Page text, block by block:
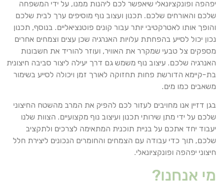
יפהפה ופונקציונאלי שיאפשר לכם ליהנות ממנו, על ידי המשפחה
שלכם והאורחים שלכם. תכנון ועצוב נוף מוסיפים ערך לבית שלכם
והופך אותו לאטרקטיבי יותר עבור קונים פוטנציאליים. בנוסף, תכנון
נכון יכול לסייע בהפחתת עלויות האנרגיה שכן עצים וצמחים אחרים
מספקים צל טבעי שמקרר את האוויר, ועוזר להוריד את חשבונות
האנרגיה שלכם. עיצוב נוף משמש גם דרך יעילה ליצור סביבה חיצונית
בת-קיימא הדורשת פחות תחזוקה לאורך זמן ויכולה לסייע בשימור
משאבים כמו מים.
בגן דזיין אנו מחויבים לעזור לכם להפיק את המרב מהשטח החיצוני
שלכם על ידי מתן שירותי תכנון ועיצוב נוף מקצועיים. הצוות שלנו
יעבוד יחד אתכם על בניית תוכנית המתאימה לצרכים ולתקציב
שלכם, תוך כדי עבודה עם הצמחים והחומרים הנכונים ליצירת חלל
חיצוני יפהפה ופונקציונאלי.
מי אנחנו?